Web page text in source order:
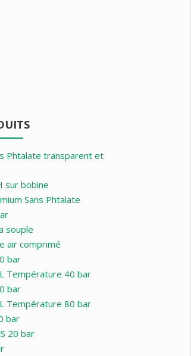
Phtalate transparent et
sur bobine
Sans Phtalate
souple
air comprimé
bar
Température 40 bar
bar
Température 80 bar
bar
20 bar